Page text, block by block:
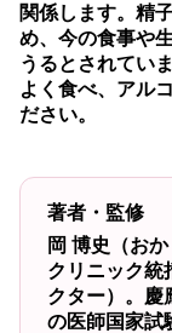
関係します。精
め、今の食事や
うるとされてい
よく食べ、アル
ださい。
著者・監修
岡 博史（お
クリニック
クター）。慶
の医師国家試